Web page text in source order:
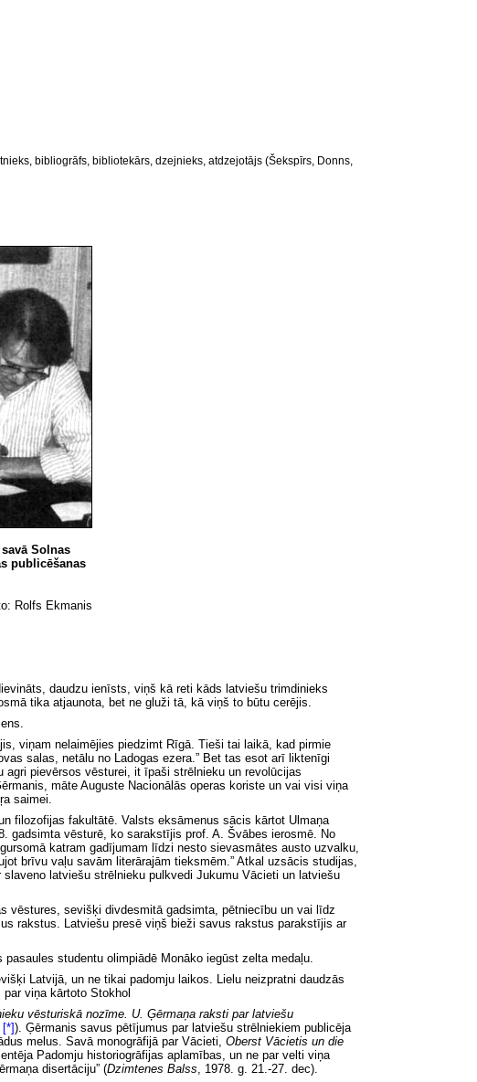
bibliogrāfs, bibliotekārs, dzejnieks, atdzejotājs (Šekspīrs, Donns,
Solnas
publicēšanas
Rolfs Ekmanis
daudzu ienīsts, viņš kā reti kāds latviešu trimdinieks
tika atjaunota, bet ne gluži tā, kā viņš to būtu cerējis.
viņam nelaimējies piedzimt Rīgā. Tieši tai laikā, kad pirmie
salas, netālu no Ladogas ezera.” Bet tas esot arī liktenīgi
pievērsos vēsturei, it īpaši strēlnieku un revolūcijas
māte Auguste Nacionālās operas koriste un vai visi viņa
saimei.
filozofijas fakultātē. Valsts eksāmenus sācis kārtot Ulmaņa
gadsimta vēsturē, ko sarakstījis prof. A. Švābes ierosmē. No
katram gadījumam līdzi nesto sievasmātes austo uzvalku,
brīvu vaļu savām literārajām tieksmēm.” Atkal uzsācis studijas,
latviešu strēlnieku pulkvedi Jukumu Vācieti un latviešu
vēstures, sevišķi divdesmitā gadsimta, pētniecību un vai līdz
rakstus. Latviešu presē viņš bieži savus rakstus parakstījis ar
studentu olimpiādē Monāko iegūst zelta medaļu.
Latvijā, un ne tikai padomju laikos. Lielu neizpratni daudzās
viņa kārtoto Stokhol
vēsturiskā nozīme. U. Ģērmaņa raksti par latviešu
[*]). Ģērmanis savus pētījumus par latviešu strēlniekiem publicēja
melus. Savā monogrāfijā par Vācieti, Oberst Vācietis un die
Padomju historiogrāfijas aplamības, un ne par velti viņa
disertāciju” (Dzimtenes Balss, 1978. g. 21.-27. dec).